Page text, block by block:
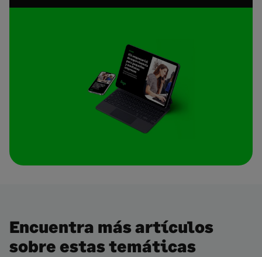
Encuentra más artículos
sobre estas temáticas